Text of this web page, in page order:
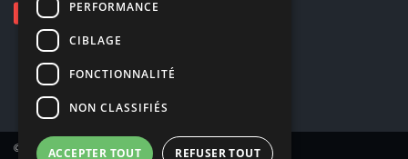
© Copyright 2026 Smartoys SA – Tous droits réservés.
PERFORMANCE
CIBLAGE
FONCTIONNALITÉ
NON CLASSIFIÉS
ACCEPTER TOUT REFUSER TOUT